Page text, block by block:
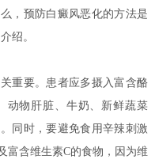
，预防白癜风恶化的方法是
绍。
要。患者应多摄入富含酪
动物肝脏、牛奶、新鲜蔬菜
同时，要避免食用辛辣刺激
富含维生素C的食物，因为维